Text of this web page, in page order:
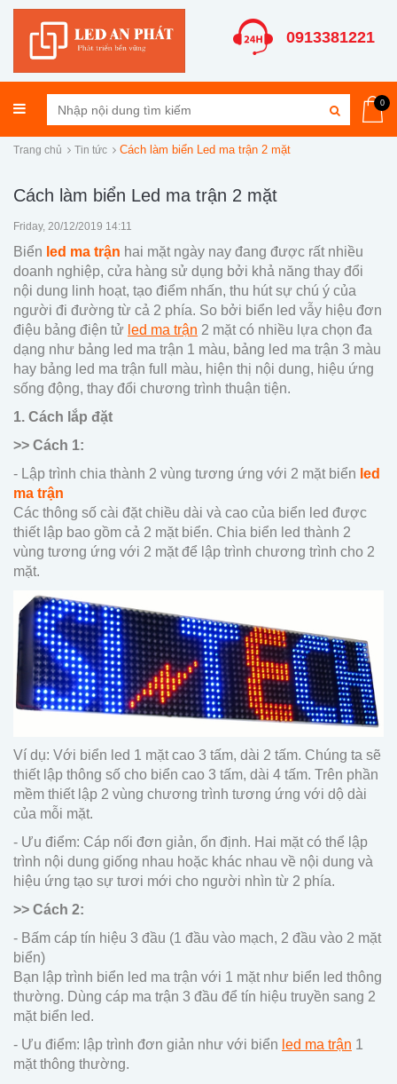
0913381221
0
Trang chủ Tin tức Cách làm biển Led ma trận 2 mặt
Cách làm biển Led ma trận 2 mặt
Friday, 20/12/2019 14:11
Biển led ma trận hai mặt ngày nay đang được rất nhiều
doanh nghiệp, cửa hàng sử dụng bởi khả năng thay đổi
nội dung linh hoạt, tạo điểm nhấn, thu hút sự chú ý của
người đi đường từ cả 2 phía. So bởi biển led vẫy hiệu đơn
điệu bảng điện tử led ma trận 2 mặt có nhiều lựa chọn đa
dạng như bảng led ma trận 1 màu, bảng led ma trận 3 màu
hay bảng led ma trận full màu, hiện thị nội dung, hiệu ứng
sống động, thay đổi chương trình thuận tiện.
1. Cách lắp đặt
>> Cách 1:
- Lập trình chia thành 2 vùng tương ứng với 2 mặt biển led
ma trận
Các thông số cài đặt chiều dài và cao của biển led được
thiết lập bao gồm cả 2 mặt biển. Chia biển led thành 2
vùng tương ứng với 2 mặt để lập trình chương trình cho 2
mặt.
Ví dụ: Với biển led 1 mặt cao 3 tấm, dài 2 tấm. Chúng ta sẽ
thiết lập thông số cho biển cao 3 tấm, dài 4 tấm. Trên phần
mềm thiết lập 2 vùng chương trình tương ứng với dộ dài
của mỗi mặt.
- Ưu điểm: Cáp nối đơn giản, ổn định. Hai mặt có thể lập
trình nội dung giống nhau hoặc khác nhau về nội dung và
hiệu ứng tạo sự tươi mới cho người nhìn từ 2 phía.
>> Cách 2:
- Bấm cáp tín hiệu 3 đầu (1 đầu vào mạch, 2 đầu vào 2 mặt
biển)
Bạn lập trình biển led ma trận với 1 mặt như biển led thông
thường. Dùng cáp ma trận 3 đầu để tín hiệu truyền sang 2
mặt biển led.
- Ưu điểm: lập trình đơn giản như với biển led ma trận 1
mặt thông thường.